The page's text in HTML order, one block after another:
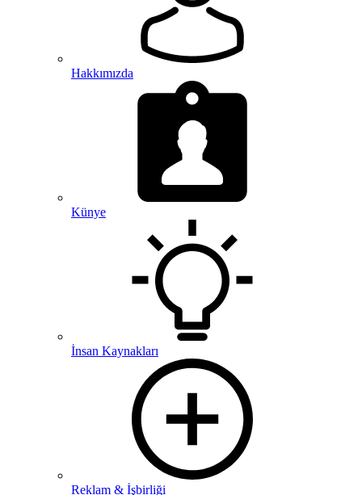
Hakkımızda
Künye
İnsan Kaynakları
Reklam & İşbirliği